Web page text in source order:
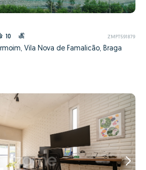
10 ZMPT591879
Vila Nova de Famalicão, Braga